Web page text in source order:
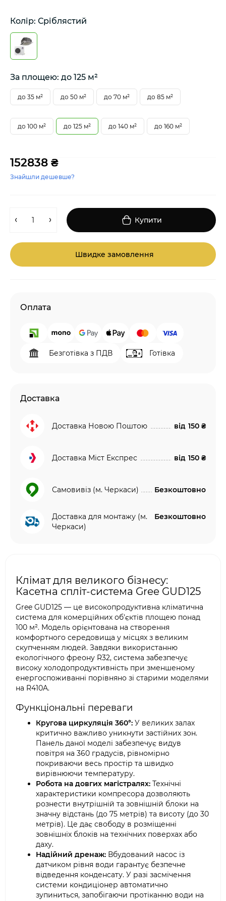
Колір: Сріблястий
За площею: до 125 м²
до 35 м² до 50 м² до 70 м² до 85 м²
до 100 м² до 125 м² до 140 м² до 160 м²
152838 ₴
Знайшли дешевше?
Купити
Швидке замовлення
Оплата
Безготівка з ПДВ Готівка
Доставка
Доставка Новою Поштою від 150 ₴
Доставка Міст Експрес від 150 ₴
Самовивіз (м. Черкаси) Безкоштовно
Доставка для монтажу (м.
Черкаси)
Безкоштовно
Клімат для великого бізнесу:
Касетна спліт-система Gree GUD125
Gree GUD125 — це високопродуктивна кліматична
система для комерційних об'єктів площею понад
100 м². Модель орієнтована на створення
комфортного середовища у місцях з великим
скупченням людей. Завдяки використанню
екологічного фреону R32, система забезпечує
високу холодопродуктивність при зменшеному
енергоспоживанні порівняно зі старими моделями
на R410A.
Функціональні переваги
Кругова циркуляція 360°: У великих залах
критично важливо уникнути застійних зон.
Панель даної моделі забезпечує видув
повітря на 360 градусів, рівномірно
покриваючи весь простір та швидко
вирівнюючи температуру.
Робота на довгих магістралях: Технічні
характеристики компресора дозволяють
рознести внутрішній та зовнішній блоки на
значну відстань (до 75 метрів) та висоту (до 30
метрів). Це дає свободу в розміщенні
зовнішніх блоків на технічних поверхах або
даху.
Надійний дренаж: Вбудований насос із
датчиком рівня води гарантує безпечне
відведення конденсату. У разі засмічення
системи кондиціонер автоматично
зупиниться, запобігаючи протіканню води на